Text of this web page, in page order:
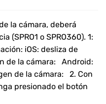
la cámara, deberá
(SPRO1 o SPRO360). 1:
iOS: desliza de
de la cámara: Android:
de la cámara: 2. Con
presionado el botón